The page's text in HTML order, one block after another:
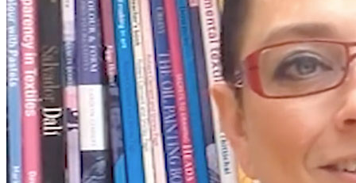
Audio Track
Picture-in-Picture Fullscreen
This is a modal window.
The media could not be loaded, either because
the server or network failed or because the
format is not supported.
Beginning of dialog window. Escape will
cancel and close the window.